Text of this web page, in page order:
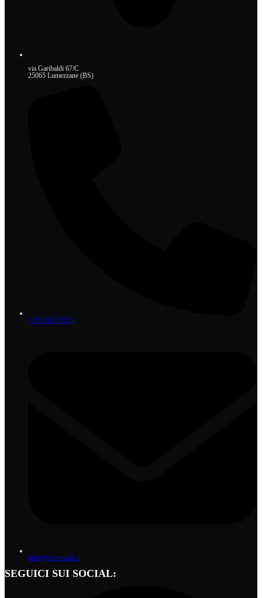
via Garibaldi 67/C
25065 Lumezzane (BS)
+39 030 871513
info@phormalab.it
SEGUICI SUI SOCIAL: